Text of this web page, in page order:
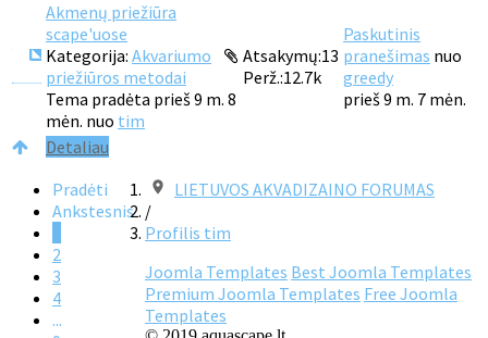
Detaliau
Akmenų priežiūra
scape'uose
Kategorija: Akvariumo
priežiūros metodai
Tema pradėta prieš 9 m. 8
mėn. nuo tim
Atsakymų:13
Perž.:12.7k
Paskutinis
pranešimas nuo
greedy
prieš 9 m. 7 mėn.
Pradėti
Ankstesnis
2
3
4
...
LIETUVOS AKVADIZAINO FORUMAS
/
Profilis tim
Joomla Templates Best Joomla Templates
Premium Joomla Templates Free Joomla
Templates